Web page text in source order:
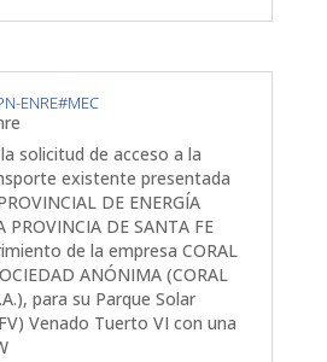
ENRE#MEC
solicitud de acceso a la
existente presentada
DE ENERGÍA
PROVINCIA DE SANTA FE
de la empresa CORAL
ANÓNIMA (CORAL
para su Parque Solar
Venado Tuerto VI con una